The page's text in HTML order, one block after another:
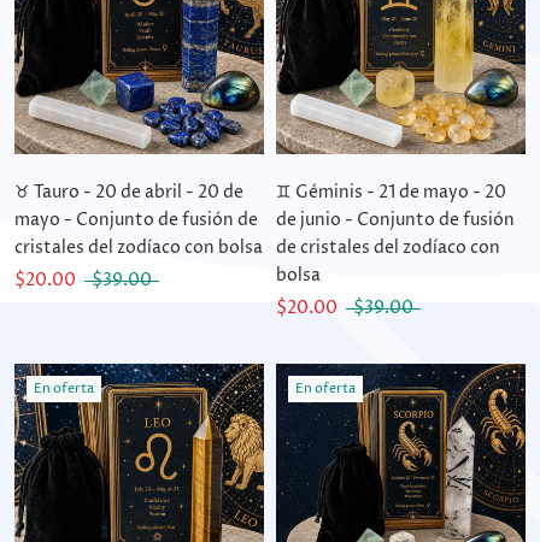
♉ Tauro - 20 de abril - 20 de
mayo - Conjunto de fusión de
cristales del zodíaco con bolsa
$20.00
$39.00
♊ Géminis - 21 de mayo - 20
de junio - Conjunto de fusión
de cristales del zodíaco con
bolsa
$20.00
$39.00
En oferta En oferta